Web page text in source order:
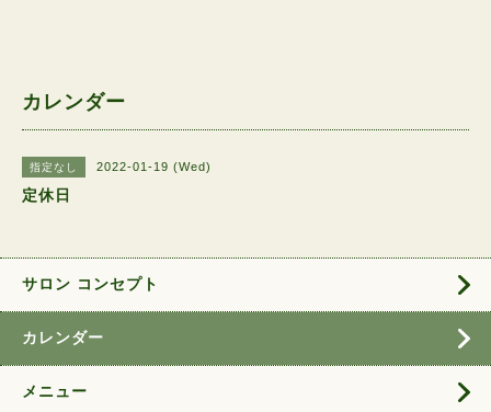
カレンダー
指定なし 2022-01-19 (Wed)
定休日
サロン コンセプト
カレンダー
メニュー